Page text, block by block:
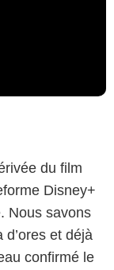
du film
Disney+
Nous savons
et déjà
confirmé le